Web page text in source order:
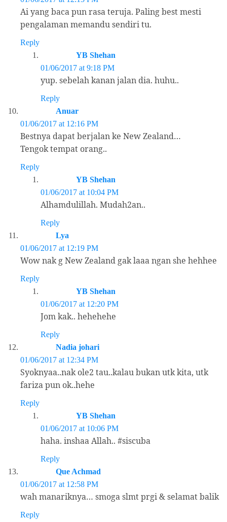
Ai yang baca pun rasa teruja. Paling best mesti
pengalaman memandu sendiri tu.
Reply
YB Shehan
01/06/2017 at 9:18 PM
yup. sebelah kanan jalan dia. huhu..
Reply
Anuar
01/06/2017 at 12:16 PM
Bestnya dapat berjalan ke New Zealand…
Tengok tempat orang..
Reply
YB Shehan
01/06/2017 at 10:04 PM
Alhamdulillah. Mudah2an..
Reply
Lya
01/06/2017 at 12:19 PM
Wow nak g New Zealand gak laaa ngan she hehhee
Reply
YB Shehan
01/06/2017 at 12:20 PM
Jom kak.. hehehehe
Reply
Nadia johari
01/06/2017 at 12:34 PM
Syoknyaa..nak ole2 tau..kalau bukan utk kita, utk
fariza pun ok..hehe
Reply
YB Shehan
01/06/2017 at 10:06 PM
haha. inshaa Allah.. #siscuba
Reply
Que Achmad
01/06/2017 at 12:58 PM
wah manariknya… smoga slmt prgi & selamat balik
Reply